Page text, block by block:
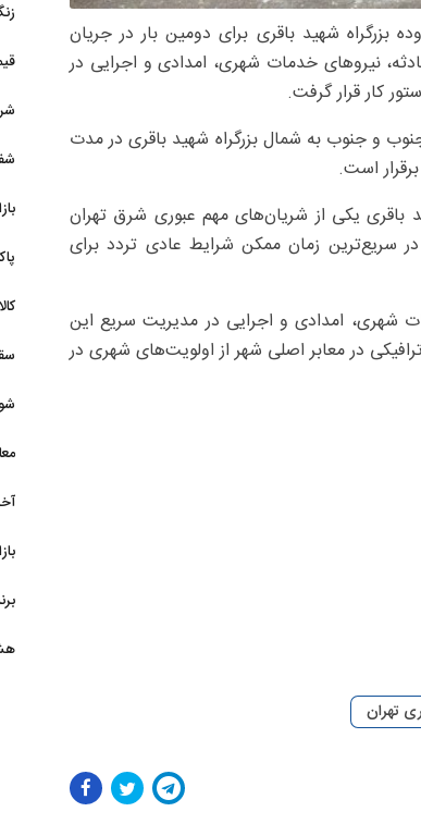
بزرگراه شهید باقری برای دومین بار در جریان
نیروهای خدمات شهری، امدادی و اجرایی در
کار قرار گرفت.
و جنوب به شمال بزرگراه شهید باقری در مدت
است.
شهید باقری یکی از شریان‌های مهم عبوری شرق تهران
زمان ممکن شرایط عادی تردد برای
شهری، امدادی و اجرایی در مدیریت سریع این
در معابر اصلی شهر از اولویت‌های شهری در
تهران